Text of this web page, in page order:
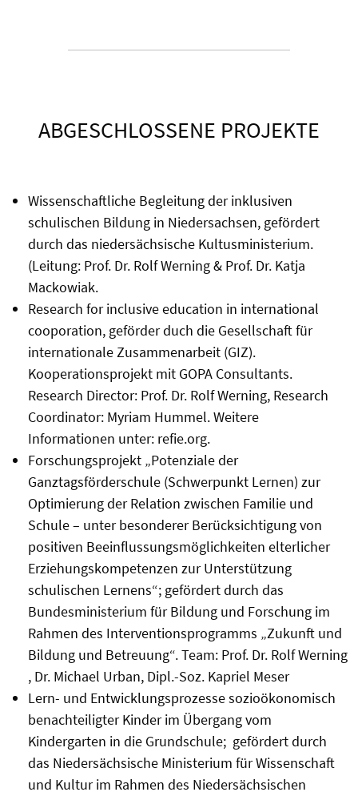
ABGESCHLOSSENE PROJEKTE
Wissenschaftliche Begleitung der inklusiven
schulischen Bildung in Niedersachsen, gefördert
durch das niedersächsische Kultusministerium.
(Leitung: Prof. Dr. Rolf Werning & Prof. Dr. Katja
Mackowiak.
Research for inclusive education in international
cooporation, geförder duch die Gesellschaft für
internationale Zusammenarbeit (GIZ).
Kooperationsprojekt mit GOPA Consultants.
Research Director: Prof. Dr. Rolf Werning, Research
Coordinator: Myriam Hummel. Weitere
Informationen unter: refie.org.
Forschungsprojekt „Potenziale der
Ganztagsförderschule (Schwerpunkt Lernen) zur
Optimierung der Relation zwischen Familie und
Schule – unter besonderer Berücksichtigung von
positiven Beeinflussungsmöglichkeiten elterlicher
Erziehungskompetenzen zur Unterstützung
schulischen Lernens“; gefördert durch das
Bundesministerium für Bildung und Forschung im
Rahmen des Interventionsprogramms „Zukunft und
Bildung und Betreuung“. Team: Prof. Dr. Rolf Werning
, Dr. Michael Urban, Dipl.-Soz. Kapriel Meser
Lern- und Entwicklungsprozesse sozioökonomisch
benachteiligter Kinder im Übergang vom
Kindergarten in die Grundschule; gefördert durch
das Niedersächsische Ministerium für Wissenschaft
und Kultur im Rahmen des Niedersächsischen